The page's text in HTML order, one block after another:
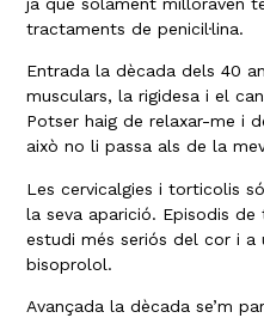
tractaments de penicil·lina.
Entrada la dècada dels 40
musculars, la rigidesa i el
Potser haig de relaxar-me i
això no li passa als de la
Les cervicalgies i torticolis
la seva aparició. Episodis
estudi més seriós del cor i
bisoprolol.
Avançada la dècada se’m